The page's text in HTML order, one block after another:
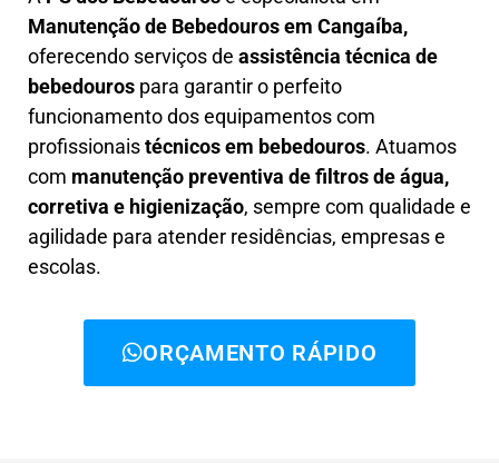
Manutenção de Bebedouros em Cangaíba,
oferecendo serviços de assistência técnica de
bebedouros para garantir o perfeito
funcionamento dos equipamentos com
profissionaistécnicos em bebedouros. Atuamos
com manutenção preventiva de filtros de água,
corretiva e higienização, sempre com qualidade e
agilidade para atender residências, empresas e
escolas.
ORÇAMENTO RÁPIDO